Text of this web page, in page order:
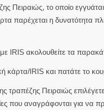
Πειραιώς, το οποίο
παρέχεται η δυνατότητα
IRIS ακολουθείτε τα
κάρτα/IRIS και πατάτε το
τραπέζης Πειραιώς
που αναγράφονται για να